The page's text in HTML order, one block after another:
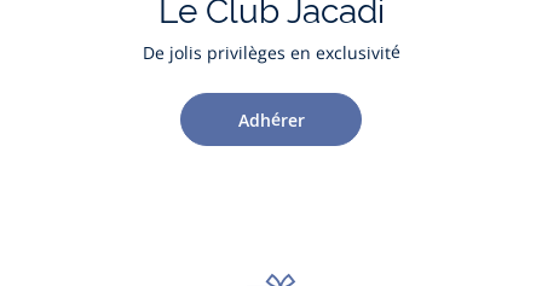
Le Club Jacadi
De jolis privilèges en exclusivité
Adhérer